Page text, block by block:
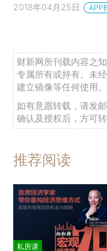
2018年04月25日 APP
财新网所刊载内容之
专属所有或持有。未
建立镜像等任何使用。
如有意愿转载，请发
确认及授权后，方可转
推荐阅读
私房课